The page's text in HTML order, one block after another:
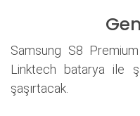
Samsung S8
Linktech batarya ile
şaşırtacak.